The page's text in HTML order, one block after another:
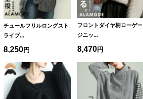
チュールフリルロングスト
ライプ...
8,250
フロントダイヤ柄ローゲー
ジニッ...
8,470